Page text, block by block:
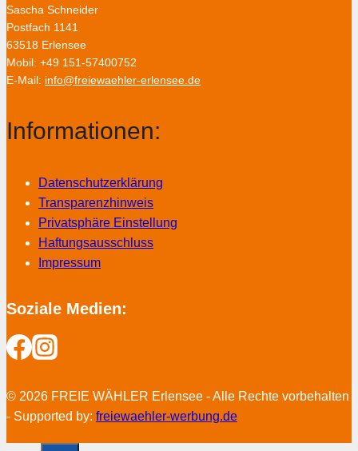
Sascha Schneider
Postfach 1141
63518 Erlensee
Mobil: +49 151-57400752
E-Mail: info@freiewaehler-erlensee.de
Informationen:
Datenschutzerklärung
Transparenzhinweis
Privatsphäre Einstellung
Haftungsausschluss
Impressum
Soziale Medien:
© 2026 FREIE WÄHLER Erlensee - Alle Rechte vorbehalten
- Supported by: freiewaehler-werbung.de